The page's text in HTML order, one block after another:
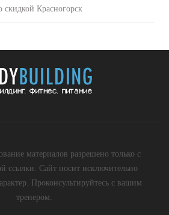
Красногорск
материалов разрешено только с
ссылки. Сайт носит исключительно
Проконсультируйтесь с вашим
тренером.